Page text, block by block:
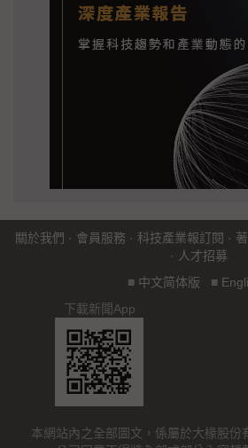
關於我們 · 會員服務 · 科技產業報訂閱 ·
· 人才招募
■ 中文简体版 ■
下載新聞App
本網站內之全部圖文，係屬於大椽股份